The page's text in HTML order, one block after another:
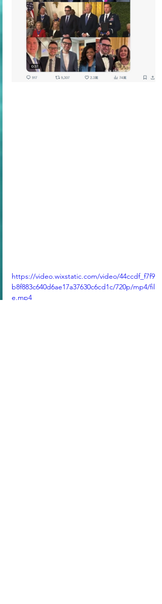
https://video.wixstatic.com/video/44ccdf_f7f9
b8f883c640d6ae17a37630c6cd1c/720p/mp4/fil
e.mp4